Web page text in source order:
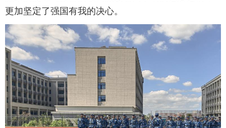
更加坚定了强国有我的决心。